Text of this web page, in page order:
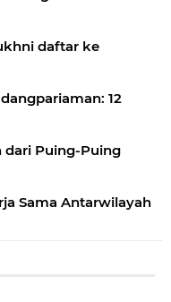
daftar ke
12
dari Puing-Puing
Sama Antarwilayah